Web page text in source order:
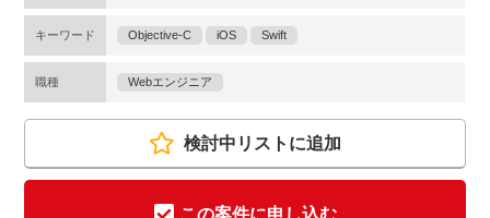
キーワード Objective-C iOS Swift
職種 Webエンジニア
検討中リストに追加
この案件に申し込む